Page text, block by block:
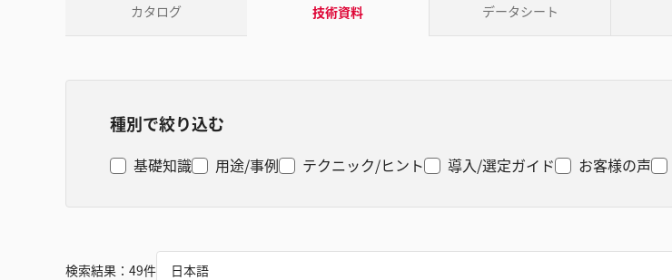
カタログ 技術資料 データシート
種別で絞り込む
基礎知識 用途/事例 テクニック/ヒント 導入/選定ガイド お客様の声
検索結果： 49件 日本語